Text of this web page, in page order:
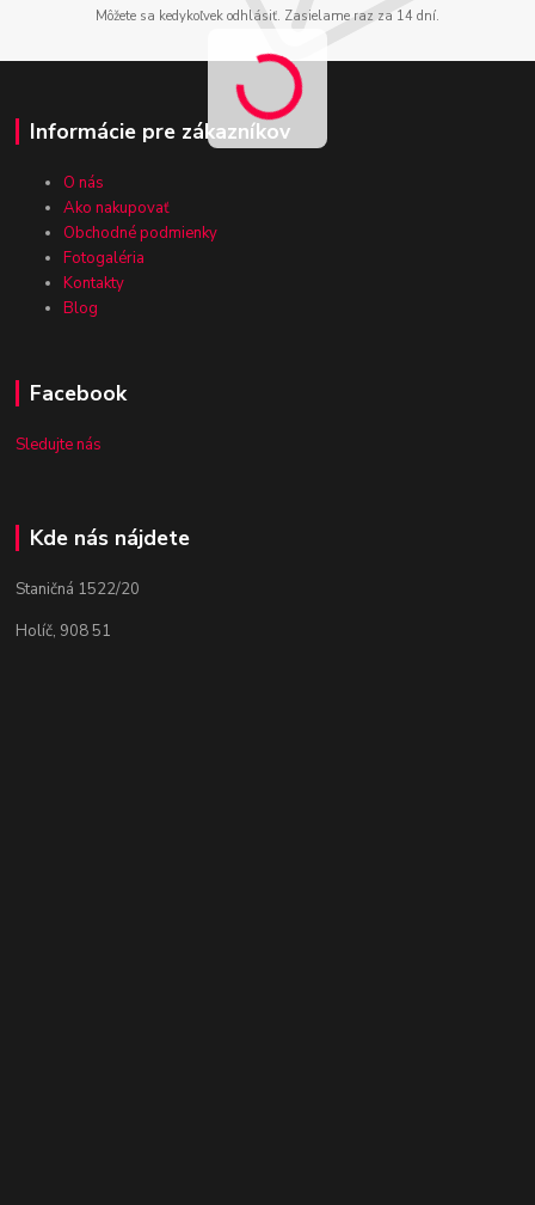
Môžete sa kedykoľvek odhlásiť. Zasielame raz za 14 dní.
Informácie pre zákazníkov
O nás
Ako nakupovať
Obchodné podmienky
Fotogaléria
Kontakty
Blog
Facebook
Sledujte nás
Kde nás nájdete
Staničná 1522/20
Holíč, 908 51